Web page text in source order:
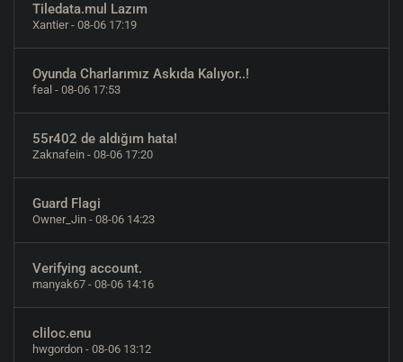
Tiledata.mul Lazım
Xantier- 08-06 17:19
Oyunda Charlarımız Askıda Kalıyor..!
feal - 08-06 17:53
55r402 de aldığım hata!
Zaknafein - 08-06 17:20
Guard Flagi
Owner_Jin - 08-06 14:23
Verifying account.
manyak67 - 08-06 14:16
cliloc.enu
hwgordon - 08-06 13:12